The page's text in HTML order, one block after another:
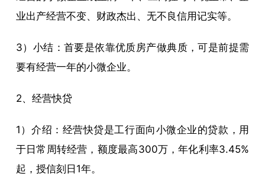
业出产经营不变、财政杰出、无不良信用记实等。
3）小结：首要是依靠优质房产做典质，可是前提需
要有经营一年的小微企业。
2、经营快贷
1）介绍：经营快贷是工行面向小微企业的贷款，用
于日常周转经营，额度最高300万，年化利率3.45%
起，授信刻日1年。